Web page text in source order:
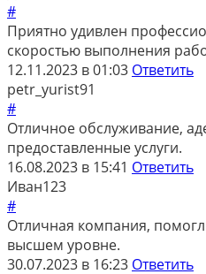
#
Приятно удивлен
скоростью выполнения
12.11.2023 в 01:03 Ответить
petr_yurist91
#
Отличное обслуживание,
предоставленные услуги.
16.08.2023 в 15:41 Ответить
Иван123
#
Отличная компания,
высшем уровне.
30.07.2023 в 16:23 Ответить